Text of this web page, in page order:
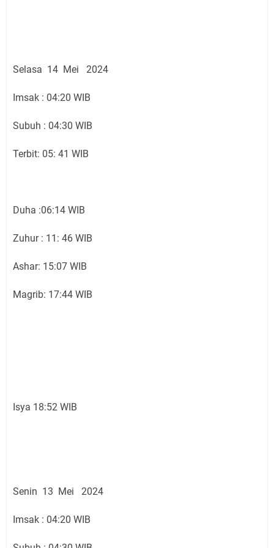
Selasa 14 Mei 2024
Imsak : 04:20 WIB
Subuh : 04:30 WIB
Terbit: 05: 41 WIB
Duha :06:14 WIB
Zuhur : 11: 46 WIB
Ashar: 15:07 WIB
Magrib: 17:44 WIB
Isya 18:52 WIB
Senin 13 Mei 2024
Imsak : 04:20 WIB